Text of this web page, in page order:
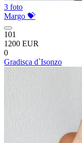
3 foto
Margo 💝
101
1200 EUR
0
Gradisca d`Isonzo